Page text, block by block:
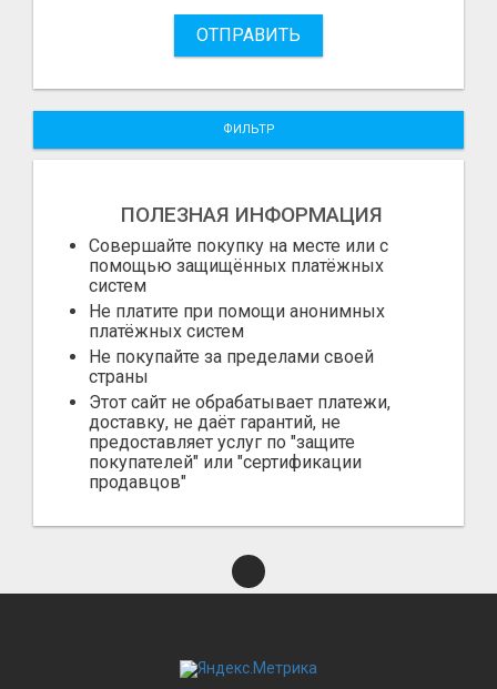
ОТПРАВИТЬ
ФИЛЬТР
ПОЛЕЗНАЯ ИНФОРМАЦИЯ
Совершайте покупку на месте или с
помощью защищённых платёжных
систем
Не платите при помощи анонимных
платёжных систем
Не покупайте за пределами своей
страны
Этот сайт не обрабатывает платежи,
доставку, не даёт гарантий, не
предоставляет услуг по "защите
покупателей" или "сертификации
продавцов"